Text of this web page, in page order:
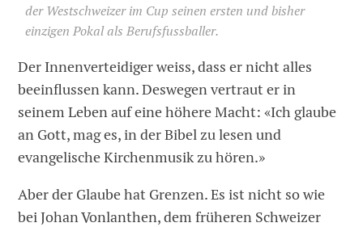
der Westschweizer im Cup seinen ersten und bisher
einzigen Pokal als Berufsfussballer.
Der Innenverteidiger weiss, dass er nicht alles
beeinflussen kann. Deswegen vertraut er in
seinem Leben auf eine höhere Macht: «Ich glaube
an Gott, mag es, in der Bibel zu lesen und
evangelische Kirchenmusik zu hören.»
Aber der Glaube hat Grenzen. Es ist nicht so wie
bei Johan Vonlanthen, dem früheren Schweizer